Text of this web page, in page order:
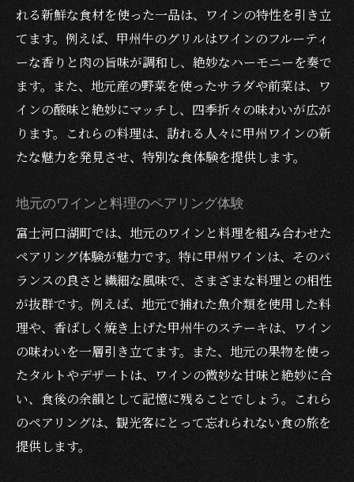
れる新鮮な食材を使った一品は、ワインの特性を引き立
てます。例えば、甲州牛のグリルはワインのフルーティ
ーな香りと肉の旨味が調和し、絶妙なハーモニーを奏で
ます。また、地元産の野菜を使ったサラダや前菜は、ワ
インの酸味と絶妙にマッチし、四季折々の味わいが広が
ります。これらの料理は、訪れる人々に甲州ワインの新
たな魅力を発見させ、特別な食体験を提供します。
地元のワインと料理のペアリング体験
富士河口湖町では、地元のワインと料理を組み合わせた
ペアリング体験が魅力です。特に甲州ワインは、そのバ
ランスの良さと繊細な風味で、さまざまな料理との相性
が抜群です。例えば、地元で捕れた魚介類を使用した料
理や、香ばしく焼き上げた甲州牛のステーキは、ワイン
の味わいを一層引き立てます。また、地元の果物を使っ
たタルトやデザートは、ワインの微妙な甘味と絶妙に合
い、食後の余韻として記憶に残ることでしょう。これら
のペアリングは、観光客にとって忘れられない食の旅を
提供します。